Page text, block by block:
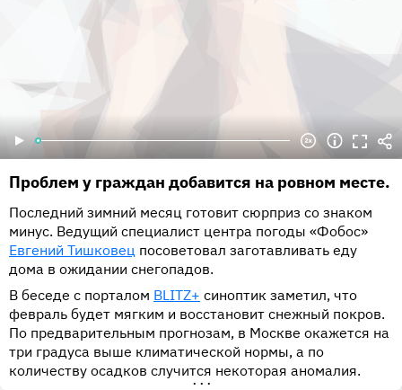
Проблем у граждан добавится на ровном месте.
Последний зимний месяц готовит сюрприз со знаком
минус. Ведущий специалист центра погоды «Фобос»
Евгений Тишковец посоветовал заготавливать еду
дома в ожидании снегопадов.
В беседе с порталом BLITZ+ синоптик заметил, что
февраль будет мягким и восстановит снежный покров.
По предварительным прогнозам, в Москве окажется на
три градуса выше климатической нормы, а по
количеству осадков случится некоторая аномалия.
•••